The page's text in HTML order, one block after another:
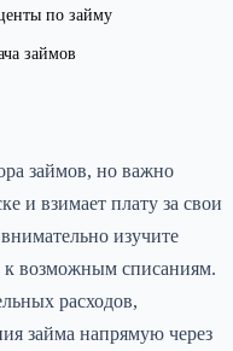
по займу
займов
займов, но важно
и взимает плату за свои
изучите
к возможным списаниям.
расходов,
займа напрямую через